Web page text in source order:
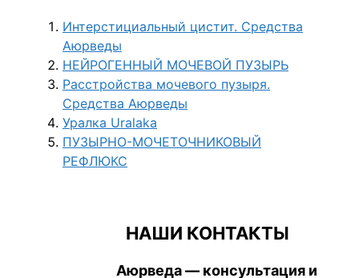
Интерстициальный цистит. Средства
Аюрведы
НЕЙРОГЕННЫЙ МОЧЕВОЙ ПУЗЫРЬ
Расстройства мочевого пузыря.
Средства Аюрведы
Уралка Uralaka
ПУЗЫРНО-МОЧЕТОЧНИКОВЫЙ
РЕФЛЮКС
НАШИ КОНТАКТЫ
Аюрведа — консультация и